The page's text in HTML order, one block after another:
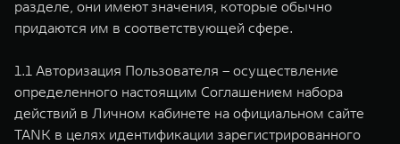
WEY 80
Масштаб возможностей
WEY 80 Лаундж
Масштаб возможностей
разделе, они имеют значения, которые обычно
придаются им в соответствующей сфере.
1.1 Авторизация Пользователя – осуществление
определенного настоящим Соглашением набора
действий в Личном кабинете на официальном сайте
TANK в целях идентификации зарегистрированного